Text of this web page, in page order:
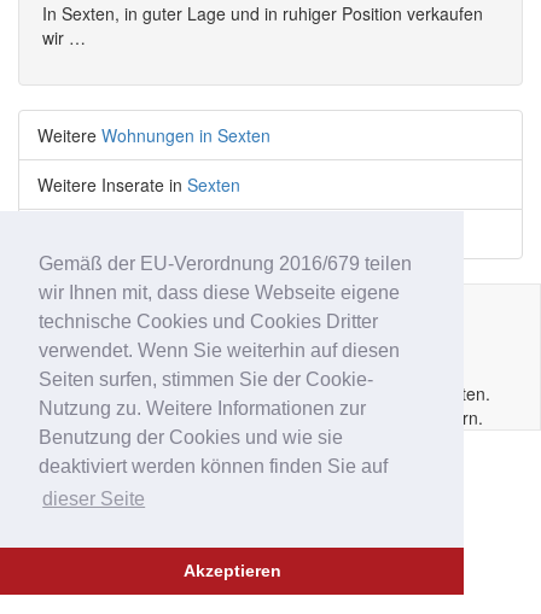
Gemäß der EU-Verordnung 2016/679 teilen
wir Ihnen mit, dass diese Webseite eigene
technische Cookies und Cookies Dritter
verwendet. Wenn Sie weiterhin auf diesen
Seiten surfen, stimmen Sie der Cookie-
Nutzung zu. Weitere Informationen zur
Benutzung der Cookies und wie sie
deaktiviert werden können finden Sie auf
dieser Seite
Akzeptieren
In Sexten, in guter Lage und in ruhiger Position verkaufen
wir …
Weitere Wohnungen in Sexten
Weitere Inserate in Sexten
Impressum|Datenschutz|AGB|Kontakt|Hilfe|
IT026213 50210
Copyright © 2014 - 2026 Immobar.it. Alle Rechte vorbehalten.
Ausgewiesene Marken gehören den jeweiligen Eigentümern.